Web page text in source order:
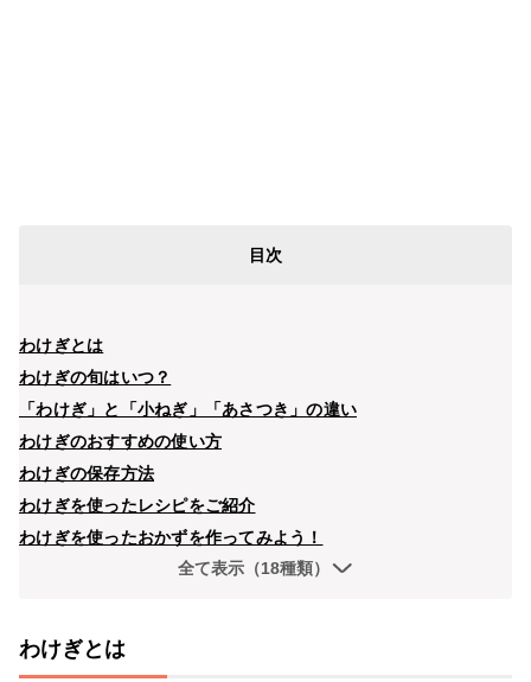
目次
わけぎとは
わけぎの旬はいつ？
「わけぎ」と「小ねぎ」「あさつき」の違い
わけぎのおすすめの使い方
わけぎの保存方法
わけぎを使ったレシピをご紹介
わけぎを使ったおかずを作ってみよう！
全て表示（18種類）
わけぎとは